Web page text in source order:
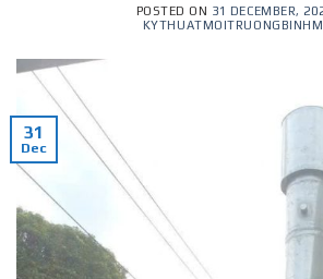
POSTED ON 31 DECEMBER,
31
Dec